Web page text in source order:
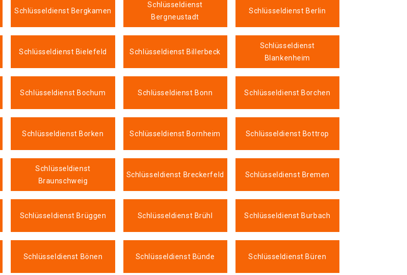
Schlüsseldienst Bergkamen
Schlüsseldienst
Bergneustadt
Schlüsseldienst Berlin
Schlüsseldienst Bielefeld Schlüsseldienst Billerbeck
Schlüsseldienst
Blankenheim
Schlüsseldienst Bochum Schlüsseldienst Bonn Schlüsseldienst Borchen
Schlüsseldienst Borken Schlüsseldienst Bornheim Schlüsseldienst Bottrop
Schlüsseldienst
Braunschweig
Schlüsseldienst Breckerfeld Schlüsseldienst Bremen
Schlüsseldienst Brüggen Schlüsseldienst Brühl Schlüsseldienst Burbach
Schlüsseldienst Bönen Schlüsseldienst Bünde Schlüsseldienst Büren